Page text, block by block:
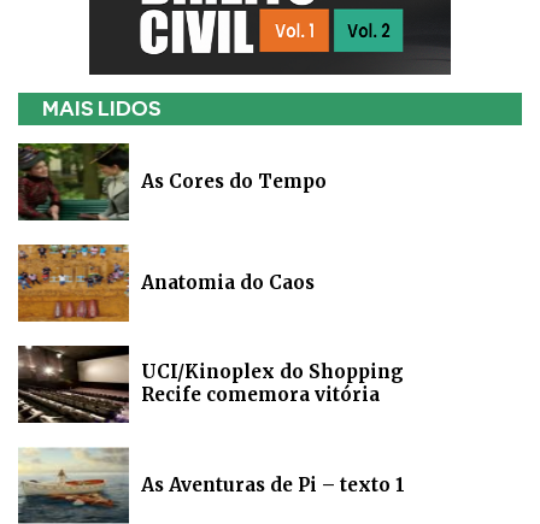
MAIS LIDOS
As Cores do Tempo
Anatomia do Caos
UCI/Kinoplex do Shopping
Recife comemora vitória
As Aventuras de Pi – texto 1